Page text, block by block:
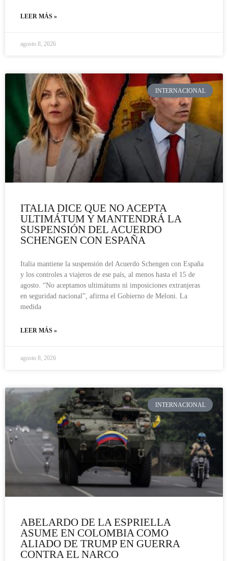
LEER MÁS »
agosto 8, 2026
INTERNACIONAL
ITALIA DICE QUE NO ACEPTA
ULTIMÁTUM Y MANTENDRÁ LA
SUSPENSIÓN DEL ACUERDO
SCHENGEN CON ESPAÑA
Italia mantiene la suspensión del Acuerdo Schengen con España
y los controles a viajeros de ese país, al menos hasta el 15 de
agosto. “No aceptamos ultimátums ni imposiciones extranjeras
en seguridad nacional”, afirma el Gobierno de Meloni. La
medida
LEER MÁS »
agosto 8, 2026
INTERNACIONAL
ABELARDO DE LA ESPRIELLA
ASUME EN COLOMBIA COMO
ALIADO DE TRUMP EN GUERRA
CONTRA EL NARCO